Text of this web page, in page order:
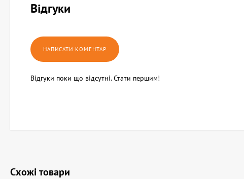
Відгуки
Відгуки поки що відсутні. Стати першим!
Схожі товари